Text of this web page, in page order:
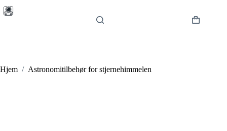
til
Hjem / Astronomitilbehør for stjernehimmelen